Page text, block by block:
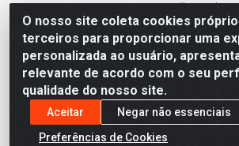
O nosso site coleta cookies
terceiros para proporcionar uma
personalizada ao usuário,
relevante de acordo com o seu
qualidade do nosso site.
Aceitar
Negar não essenciais
Preferências de Cookies
meramente ilustrativas.
Armazém Jenipapo Materiais de
LTDA - Rua das Flores, 2691 - Guabiraba,
52.291-630 - CNPJ